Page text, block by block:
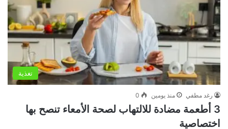
تغذية
رغد مطفي منذ يومين 0
3 أطعمة مضادة للالتهاب لصحة الأمعاء تنصح بها
اختصاصية